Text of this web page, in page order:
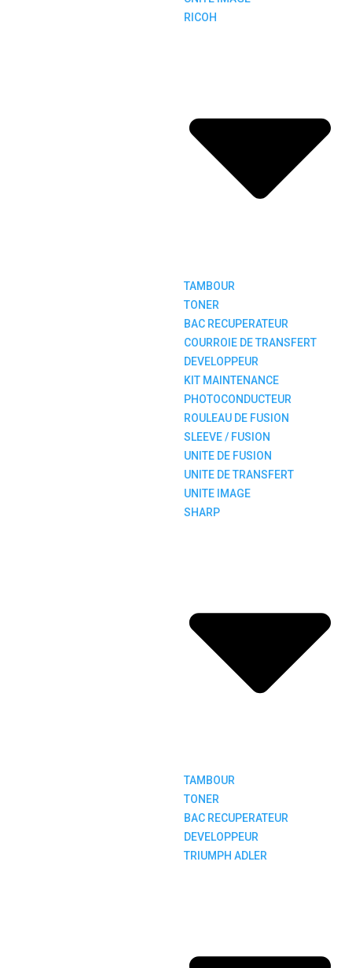
RICOH
TAMBOUR
TONER
BAC RECUPERATEUR
COURROIE DE TRANSFERT
DEVELOPPEUR
KIT MAINTENANCE
PHOTOCONDUCTEUR
ROULEAU DE FUSION
SLEEVE / FUSION
UNITE DE FUSION
UNITE DE TRANSFERT
UNITE IMAGE
SHARP
TAMBOUR
TONER
BAC RECUPERATEUR
DEVELOPPEUR
TRIUMPH ADLER